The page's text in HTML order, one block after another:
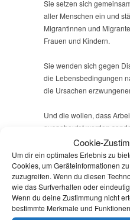
Cookie-
Um dir ein optimales Erlebnis zu
Cookies, um Geräteinformationen
zuzugreifen. Wenn du diesen
wie das Surfverhalten oder
Wenn du deine Zustimmung nicht
bestimmte Merkmale und
Sie setzen sich
aller Menschen ein und
Migrantinnen und
Frauen und Kindern.
Sie wenden sich gegen
die Lebensbedingungen
die Ursachen
Und die wollen, dass
ausgebeutet werden
den gleichen Schutz
Arbeitskräfte.
Als LINKE hätten wir uns
Eingang gefunden hat.
Bekenntnis gegen Krieg
der Welt durch Konzerne